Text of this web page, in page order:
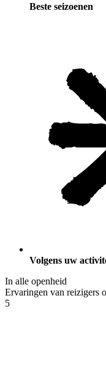
Beste seizoenen
Volgens uw
In alle openheid
Ervaringen van reizigers
5